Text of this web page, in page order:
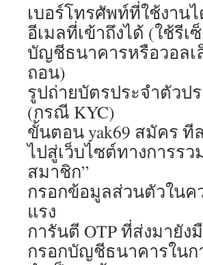
เบอร์โทรศัพท์ที่ใช้งานไ
อีเมลที่เข้าถึงได้ (ใช้รี
บัญชีธนาคารหรือวอล
ถอน)
รูปถ่ายบัตรประจำตัวป
(กรณี KYC)
ขั้นตอน yak69 สมัคร ที
ไปสู่เว็บไซต์ทางการร
สมาชิก”
กรอกข้อมูลส่วนตัวในค
แรง
การันตี OTP ที่ส่งมายัง
กรอกบัญชีธนาคารในก